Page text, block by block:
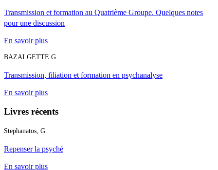
Transmission et formation au Quatrième Groupe. Quelques notes
pour une discussion
En savoir plus
BAZALGETTE G.
Transmission, filiation et formation en psychanalyse
En savoir plus
Livres récents
Stephanatos, G.
Repenser la psyché
En savoir plus